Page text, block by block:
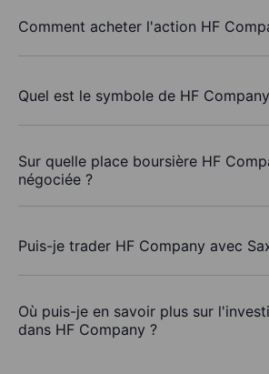
Comment acheter l'action HF
Quel est le symbole de HF
Sur quelle place boursière HF
négociée ?
Puis-je trader HF Company avec
Où puis-je en savoir plus sur
dans HF Company ?